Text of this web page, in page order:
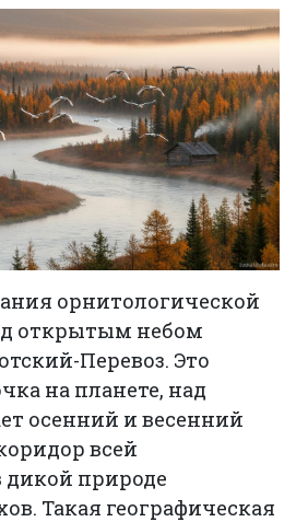
орнитологической
открытым небом
Перевоз. Это
на планете, над
осенний и весенний
всей
природе
Такая географическая